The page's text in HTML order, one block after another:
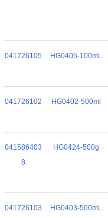
041726105 HG0405-100mL
041726102 HG0402-500ml
041586403
8
HG0424-500g
041726103 HG0403-500mL